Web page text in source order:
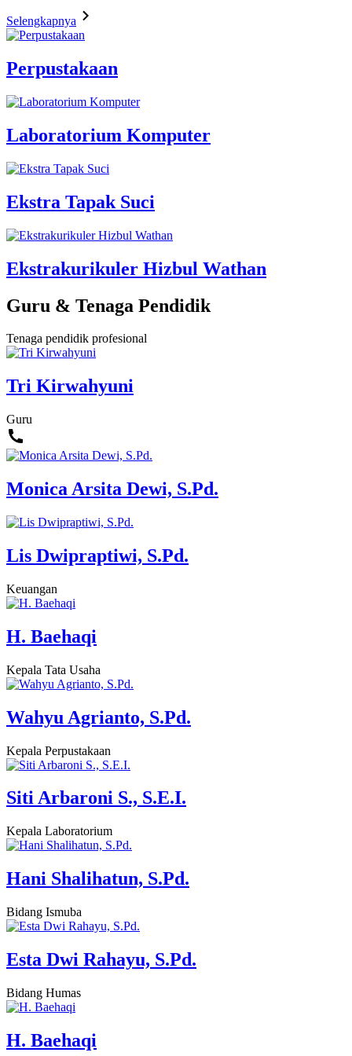
Selengkapnya
Perpustakaan
Laboratorium Komputer
Ekstra Tapak Suci
Ekstrakurikuler Hizbul Wathan
Guru & Tenaga Pendidik
Tenaga pendidik profesional
Tri Kirwahyuni
Guru
Monica Arsita Dewi, S.Pd.
Lis Dwipraptiwi, S.Pd.
Keuangan
H. Baehaqi
Kepala Tata Usaha
Wahyu Agrianto, S.Pd.
Kepala Perpustakaan
Siti Arbaroni S., S.E.I.
Kepala Laboratorium
Hani Shalihatun, S.Pd.
Bidang Ismuba
Esta Dwi Rahayu, S.Pd.
Bidang Humas
H. Baehaqi